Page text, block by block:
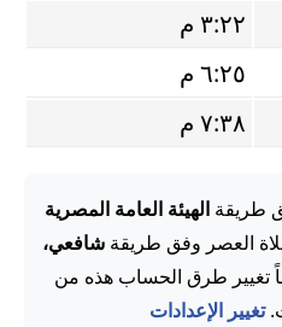
٣:٢٢ م
٦:٢٥ م
٧:٣٨ م
طريقةالهيئة العامة المصرية
العصر وفق طريقة شافعي،
تغيير طرق الحساب هذه من
تغيير الإعدادات